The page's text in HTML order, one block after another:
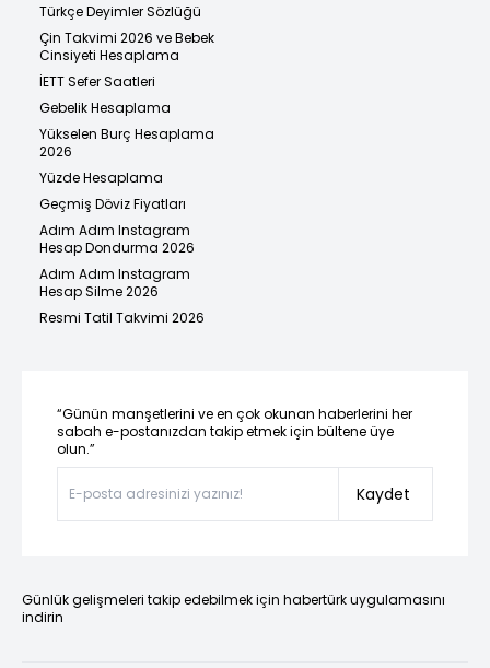
Türkçe Deyimler Sözlüğü
Çin Takvimi 2026 ve Bebek
Cinsiyeti Hesaplama
İETT Sefer Saatleri
Gebelik Hesaplama
Yükselen Burç Hesaplama
2026
Yüzde Hesaplama
Geçmiş Döviz Fiyatları
Adım Adım Instagram
Hesap Dondurma 2026
Adım Adım Instagram
Hesap Silme 2026
Resmi Tatil Takvimi 2026
“Günün manşetlerini ve en çok okunan haberlerini her
sabah e-postanızdan takip etmek için bültene üye
olun.”
Kaydet
Günlük gelişmeleri takip edebilmek için habertürk uygulamasını
indirin